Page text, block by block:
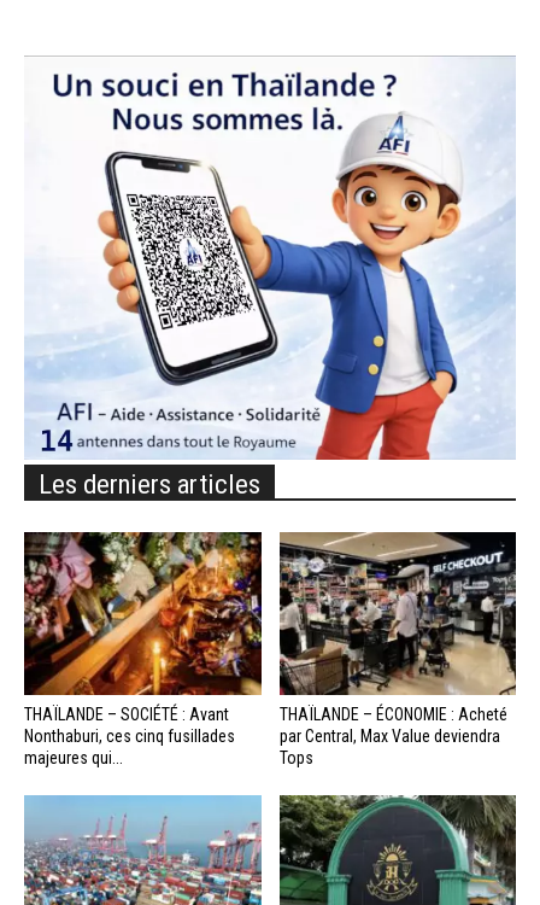
Les derniers articles
THAÏLANDE – SOCIÉTÉ : Avant
Nonthaburi, ces cinq fusillades
majeures qui...
THAÏLANDE – ÉCONOMIE : Acheté
par Central, Max Value deviendra
Tops